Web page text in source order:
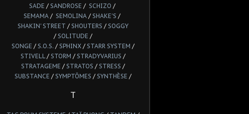
SADE / SANDROSE / SCHIZO /
SEMAMA / SEMOLINA / SHAKE'S /
SHAKIN' STREET / SHOUTERS / SOGGY
/ SOLITUDE /
SONGE / S.O.S. / SPHINX/ STARR SYSTEM /
STIVELL/ STORM / STRADYVARIUS /
STRATAGEME / STRATOS / STRESS /
SUBSTANCE / SYMPTÔMES / SYNTHÈSE /
T